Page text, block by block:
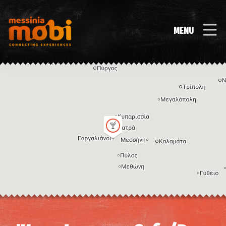
MENU
Η εικόνα ενδέχεται να υπόκειται σε πνευματικά δικαιώματα Όροι